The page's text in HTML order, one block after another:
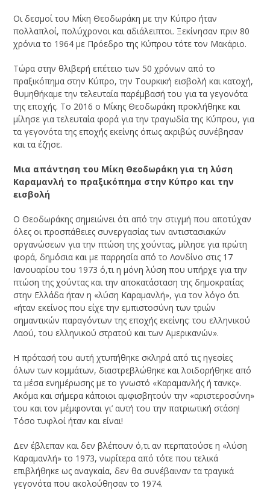
Οι δεσμοί του Μίκη Θεοδωράκη με την Κύπρο ήταν
πολλαπλοί, πολύχρονοι και αδιάλειπτοι. Ξεκίνησαν πριν 80
χρόνια το 1964 με Πρόεδρο της Κύπρου τότε τον Μακάριο.
Τώρα στην θλιβερή επέτειο των 50 χρόνων από το
πραξικόπημα στην Κύπρο, την Τουρκική εισβολή και κατοχή,
θυμηθήκαμε την τελευταία παρέμβασή του για τα γεγονότα
της εποχής. Το 2016 ο Μίκης Θεοδωράκη προκλήθηκε και
μίλησε για τελευταία φορά για την τραγωδία της Κύπρου, για
τα γεγονότα της εποχής εκείνης όπως ακριβώς συνέβησαν
και τα έζησε.
Μια απάντηση του Μίκη Θεοδωράκη για τη λύση
Καραμανλή το πραξικόπημα στην Κύπρο και την
εισβολή
Ο Θεοδωράκης σημειώνει ότι από την στιγμή που αποτύχαν
όλες οι προσπάθειες συνεργασίας των αντιστασιακών
οργανώσεων για την πτώση της χούντας, μίλησε για πρώτη
φορά, δημόσια και με παρρησία από το Λονδίνο στις 17
Ιανουαρίου του 1973 ό,τι η μόνη λύση που υπήρχε για την
πτώση της χούντας και την αποκατάσταση της δημοκρατίας
στην Ελλάδα ήταν η «λύση Καραμανλή», για τον λόγο ότι
«ήταν εκείνος που είχε την εμπιστοσύνη των τριών
σημαντικών παραγόντων της εποχής εκείνης: του ελληνικού
Λαού, του ελληνικού στρατού και των Αμερικανών».
Η πρότασή του αυτή χτυπήθηκε σκληρά από τις ηγεσίες
όλων των κομμάτων, διαστρεβλώθηκε και λοιδορήθηκε από
τα μέσα ενημέρωσης με το γνωστό «Καραμανλής ή τανκς».
Ακόμα και σήμερα κάποιοι αμφισβητούν την «αριστεροσύνη»
του και τον μέμφονται γι’ αυτή του την πατριωτική στάση!
Τόσο τυφλοί ήταν και είναι!
Δεν έβλεπαν και δεν βλέπουν ό,τι αν περπατούσε η «λύση
Καραμανλή» το 1973, νωρίτερα από τότε που τελικά
επιβλήθηκε ως αναγκαία, δεν θα συνέβαιναν τα τραγικά
γεγονότα που ακολούθησαν το 1974.